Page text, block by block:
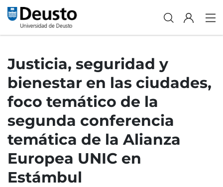
Justicia, seguridad y
bienestar en las ciudades,
foco temático de la
segunda conferencia
temática de la Alianza
Europea UNIC en
Estámbul